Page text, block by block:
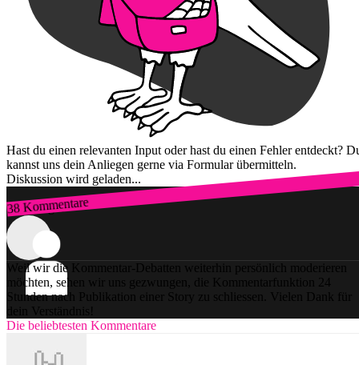
Hast du einen relevanten Input oder hast du einen Fehler entdeckt?
kannst uns dein Anliegen gerne via Formular übermitteln.
Diskussion wird geladen...
38 Kommentare
Zum Login
Weil wir die Kommentar-Debatten weiterhin persönlich moderieren
möchten, sehen wir uns gezwungen, die Kommentarfunktion 24
Stunden nach Publikation einer Story zu schliessen. Vielen Dank für
dein Verständnis!
Die beliebtesten Kommentare